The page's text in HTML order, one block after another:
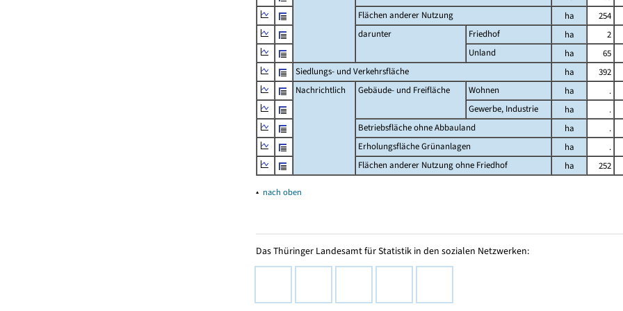
Flächen anderer Nutzung
ha
254
darunter
Friedhof ha
2
Unland
ha
65
Siedlungs- und Verkehrsfläche
ha
392
Nachrichtlich
Gebäude- und Freifläche Wohnen ha
.
Gewerbe, Industrie
ha
.
Betriebsfläche ohne Abbauland
ha
.
Erholungsfläche Grünanlagen
ha
.
Flächen anderer Nutzung ohne Friedhof
ha 252
▴ nach oben
Das Thüringer Landesamt für Statistik in den sozialen Netzwerken: